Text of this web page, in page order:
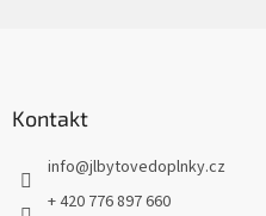
Kontakt
info@jlbytovedoplnky.cz
+ 420 776 897 660